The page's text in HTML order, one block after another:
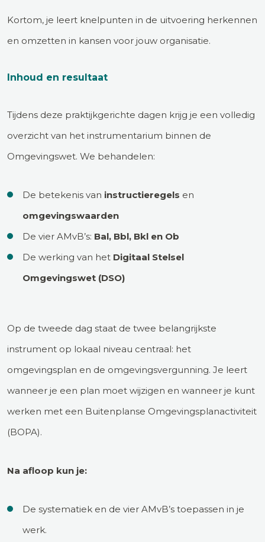
Kortom, je leert knelpunten in de uitvoering herkennen
en omzetten in kansen voor jouw organisatie.
Inhoud en resultaat
Tijdens deze praktijkgerichte dagen krijg je een volledig
overzicht van het instrumentarium binnen de
Omgevingswet. We behandelen:
De betekenis van instructieregels en
omgevingswaarden
De vier AMvB’s: Bal, Bbl, Bkl en Ob
De werking van het Digitaal Stelsel
Omgevingswet (DSO)
Op de tweede dag staat de twee belangrijkste
instrument op lokaal niveau centraal: het
omgevingsplan en de omgevingsvergunning. Je leert
wanneer je een plan moet wijzigen en wanneer je kunt
werken met een Buitenplanse Omgevingsplanactiviteit
(BOPA).
Na afloop kun je:
De systematiek en de vier AMvB’s toepassen in je
werk.